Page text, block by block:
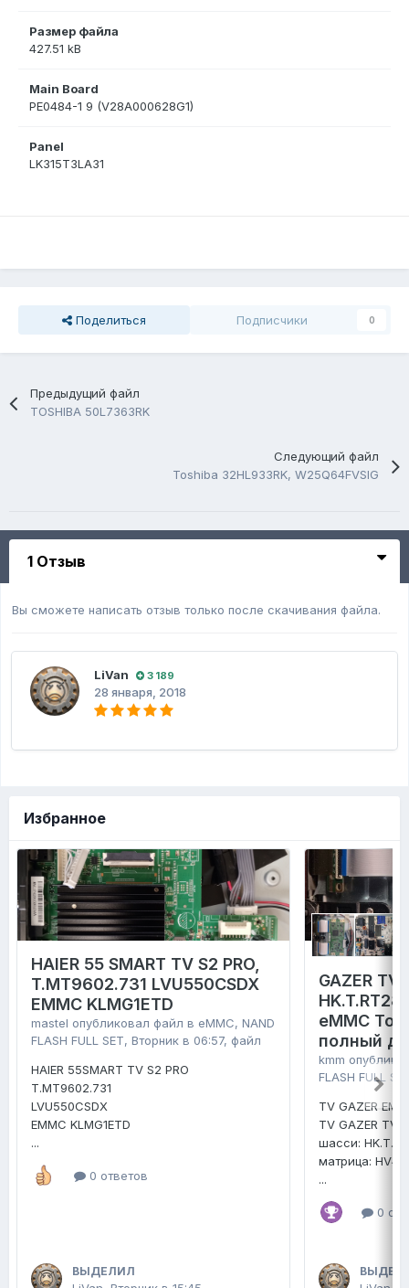
Размер файла
427.51 kB
Main Board
PE0484-1 9 (V28A000628G1)
Panel
LK315T3LA31
Поделиться Подписчики 0
Предыдущий файл
TOSHIBA 50L7363RK
Следующий файл
Toshiba 32HL933RK, W25Q64FVSIG
1 Отзыв
Вы сможете написать отзыв только после скачивания файла.
LiVan 3 189
28 января, 2018
Избранное
HAIER 55 SMART TV S2 PRO,
T.MT9602.731 LVU550CSDX
EMMC KLMG1ETD
mastel опубликовал файл в eMMC, NAND
FLASH FULL SET, Вторник в 06:57, файл
HAIER 55SMART TV S2 PRO
T.MT9602.731
LVU550CSDX
EMMC KLMG1ETD
...
0 ответов
ВЫДЕЛИЛ
GAZER
eMMC
полный
kmm
FLASH FULL
TV GAZER
TV GAZER
шасси:
матрица:
...
0